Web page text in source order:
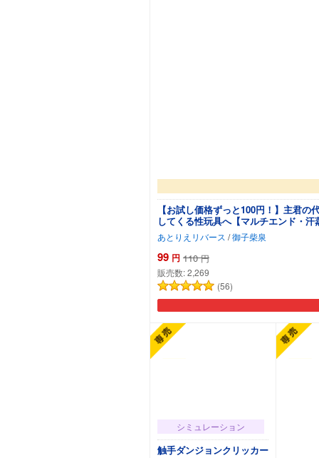
【お試し価格ずっと100円！】主君
してくる性玩具へ【マルチエンド・汗
あとりえリバース /御子柴泉
99 円 110 円
販売数:2,269
(56)
シミュレーション
触手ダンジョンクリッカー